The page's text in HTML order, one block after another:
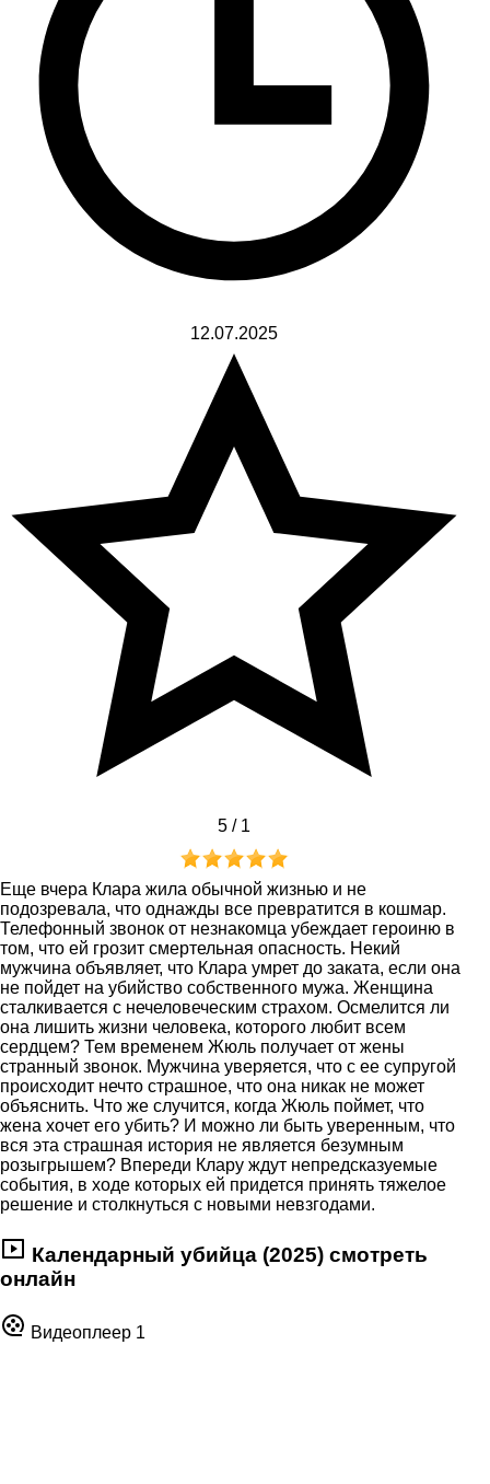
12.07.2025
5 / 1
Еще вчера Клара жила обычной жизнью и не
подозревала, что однажды все превратится в кошмар.
Телефонный звонок от незнакомца убеждает героиню в
том, что ей грозит смертельная опасность. Некий
мужчина объявляет, что Клара умрет до заката, если она
не пойдет на убийство собственного мужа. Женщина
сталкивается с нечеловеческим страхом. Осмелится ли
она лишить жизни человека, которого любит всем
сердцем? Тем временем Жюль получает от жены
странный звонок. Мужчина уверяется, что с ее супругой
происходит нечто страшное, что она никак не может
объяснить. Что же случится, когда Жюль поймет, что
жена хочет его убить? И можно ли быть уверенным, что
вся эта страшная история не является безумным
розыгрышем? Впереди Клару ждут непредсказуемые
события, в ходе которых ей придется принять тяжелое
решение и столкнуться с новыми невзгодами.
Календарный убийца (2025) смотреть
онлайн
Видеоплеер 1